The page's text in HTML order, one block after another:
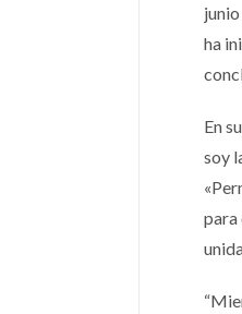
ha
En
soy
para